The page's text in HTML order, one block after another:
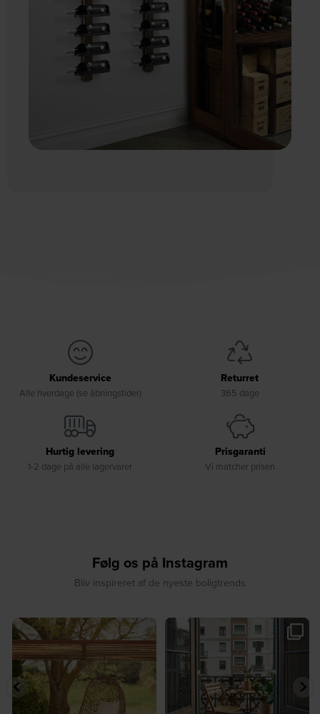
Kundeservice
Alle hverdage (se åbningstider)
Returret
365 dage
Hurtig levering
1-2 dage på alle lagervarer
Prisgaranti
Vi matcher prisen
Følg os på Instagram
Bliv inspireret af de nyeste boligtrends
☀️ Find dit yndlingssted denne
sommer⁠
...
7 0
🤍 Rå materialer møder tidløst design⁠
...
8 0